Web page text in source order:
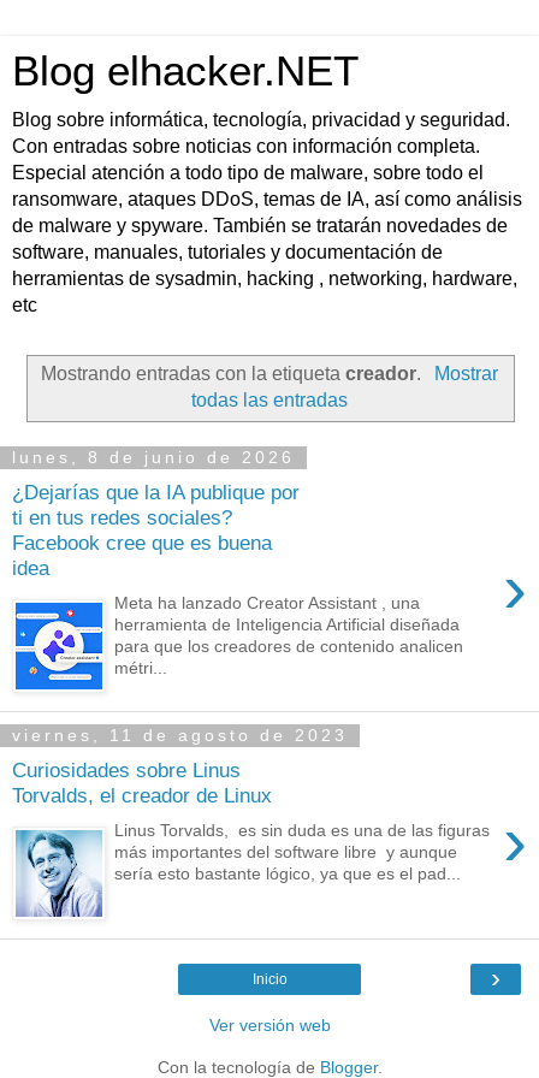
Blog elhacker.NET
Blog sobre informática, tecnología, privacidad y seguridad.
Con entradas sobre noticias con información completa.
Especial atención a todo tipo de malware, sobre todo el
ransomware, ataques DDoS, temas de IA, así como análisis
de malware y spyware. También se tratarán novedades de
software, manuales, tutoriales y documentación de
herramientas de sysadmin, hacking , networking, hardware,
etc
Mostrando entradas con la etiquetacreador.
Mostrar
todas las entradas
lunes, 8 de junio de 2026
¿Dejarías que la IA publique por
ti en tus redes sociales?
Facebook cree que es buena
idea
›
Meta ha lanzado Creator Assistant , una
herramienta de Inteligencia Artificial diseñada
para que los creadores de contenido analicen
métri...
viernes, 11 de agosto de 2023
Curiosidades sobre Linus
Torvalds, el creador de Linux
›
Linus Torvalds, es sin duda es una de las figuras
más importantes del software libre y aunque
sería esto bastante lógico, ya que es el pad...
›
Inicio
Ver versión web
Con la tecnología de Blogger.